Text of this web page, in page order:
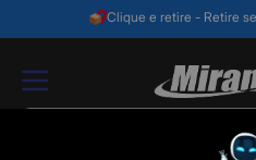
Clique e retire - Retire